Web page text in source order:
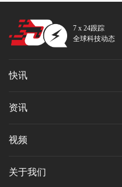
7 x 24跟踪
全球科技动态
快讯
资讯
视频
关于我们